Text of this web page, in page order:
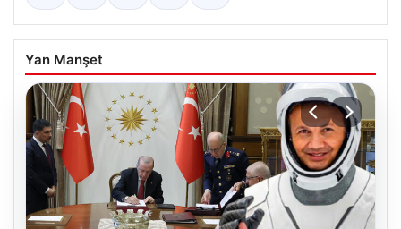
Yan Manşet